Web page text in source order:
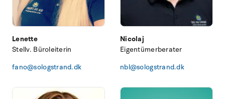
Lenette
Stellv. Büroleiterin
fano@sologstrand.dk
Nicolaj
Eigentümerberater
nbl@sologstrand.dk